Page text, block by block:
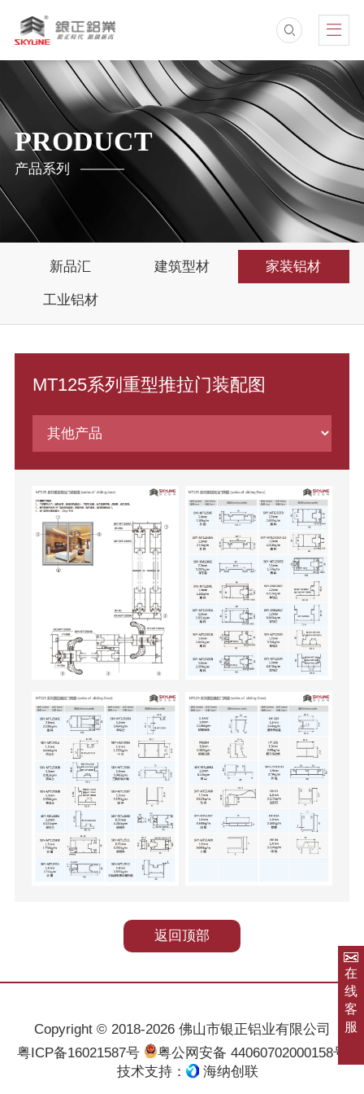
PRODUCT
产品系列
新品汇 建筑型材 家装铝材
工业铝材
MT125系列重型推拉门装配图
返回顶部
Copyright © 2018-2026 佛山市银正铝业有限公司
粤ICP备16021587号
粤公网安备 44060702000158号
技术支持：
海纳创联
在
线
客
服